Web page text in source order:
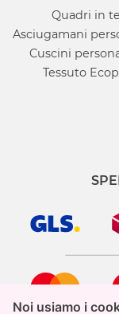
Noi usiamo i
Noi usiamo i
Quadri in
Asciugamani
Cuscini
Tessuto